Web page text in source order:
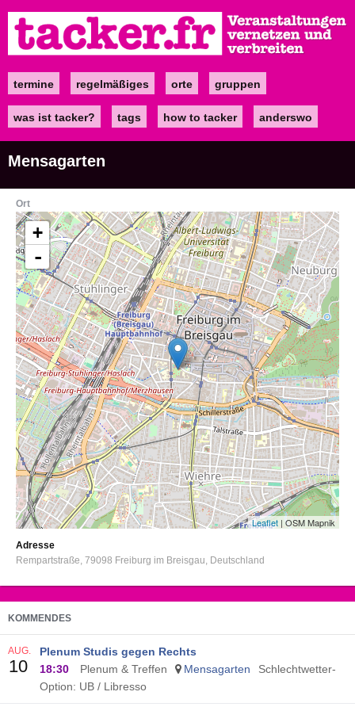
zum
Inhalt
Maintermine regelmäßiges orte gruppen
was ist tacker? tags how to tacker anderswo
Mensagarten
Ort
+
-
Leaflet | OSM Mapnik
Adresse
Rempartstraße 79098 Freiburg im Breisgau Deutschland
KOMMENDES
Plenum Studis gegen Rechts
18:30
Plenum & Treffen Mensagarten
Schlechtwetter-
Option: UB / Libresso
AUG.
10